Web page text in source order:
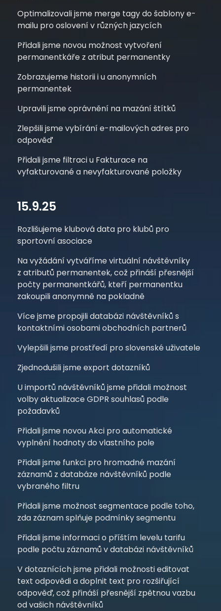
Optimalizovali jsme merge tagy do šablony e-
mailu pro oslovení v různých jazycích
Přidali jsme novou možnost vytvoření
permanentkáře z atribut permanentky
Zobrazujeme historii i u anonymních
permanentek
Upravili jsme oprávnění na mazání štítků
Zlepšili jsme vybírání e-mailových adres pro
odpověď
Přidali jsme filtraci u Fakturace na
vyfakturované a nevyfakturované položky
15.9.25
Rozlišujeme klubová data pro klubů pro
sportovní asociace
Na vyžádání vytváříme virtuální návštěvníky
z atributů permanentek, což přináší přesnější
počty permanentkářů, kteří permanentku
zakoupili anonymně na pokladně
Více jsme propojili databázi návštěvníků s
kontaktními osobami obchodních partnerů
Vylepšili jsme prostředí pro slovenské uživatele
Zjednodušili jsme export dotazníků
U importů návštěvníků jsme přidali možnost
volby aktualizace GDPR souhlasů podle
požadavků
Přidali jsme novou Akci pro automatické
vyplnění hodnoty do vlastního pole
Přidali jsme funkci pro hromadné mazání
záznamů z databáze návštěvníků podle
vybraného filtru
Přidali jsme možnost segmentace podle toho,
zda záznam splňuje podmínky segmentu
Přidali jsme informaci o příštím levelu tarifu
podle počtu záznamů v databázi návštěvníků
V dotaznících jsme přidali možnosti editovat
text odpovědi a doplnit text pro rozšiřující
odpověď, což přináší přesnější zpětnou vazbu
od vašich návštěvníků